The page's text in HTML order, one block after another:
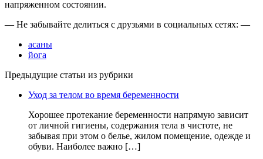
напряженном состоянии.
— Не забывайте делиться с друзьями в социальных сетях: —
асаны
йога
Предыдущие статьи из рубрики
Уход за телом во время беременности
Хорошее протекание беременности напрямую зависит
от личной гигиены, содержания тела в чистоте, не
забывая при этом о белье, жилом помещение, одежде и
обуви. Наиболее важно […]